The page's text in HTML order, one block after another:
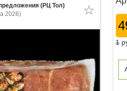
1
(РЦ Тол)
2026)